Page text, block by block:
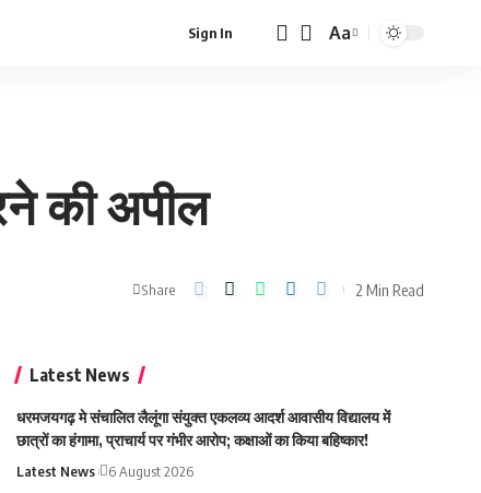
Sign In
Font
Aa
की अपील
Share 2 Min Read
Latest News
धरमजयगढ़ मे संचालित लैलूंगा संयुक्त एकलव्य आदर्श आवासीय विद्यालय में
छात्रों का हंगामा, प्राचार्य पर गंभीर आरोप; कक्षाओं का किया बहिष्कार!
Latest News 6 August 2026